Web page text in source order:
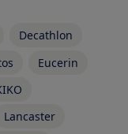
Decathlon
Eucerin
Lancaster